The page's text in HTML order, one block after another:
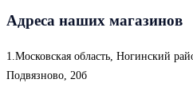
Адреса наших магазинов
1.Московская область, Ногинский
Подвязново, 20б